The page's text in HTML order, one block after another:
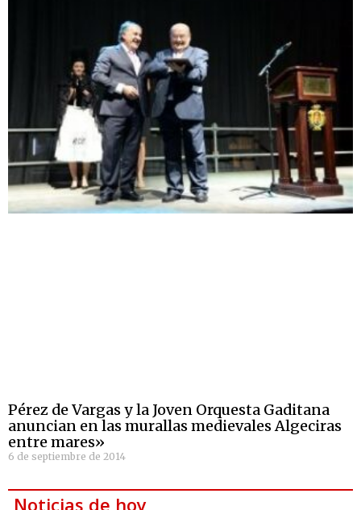
Pérez de Vargas y la Joven Orquesta Gaditana
anuncian en las murallas medievales Algeciras
entre mares»
6 de septiembre de 2014
Noticias de hoy